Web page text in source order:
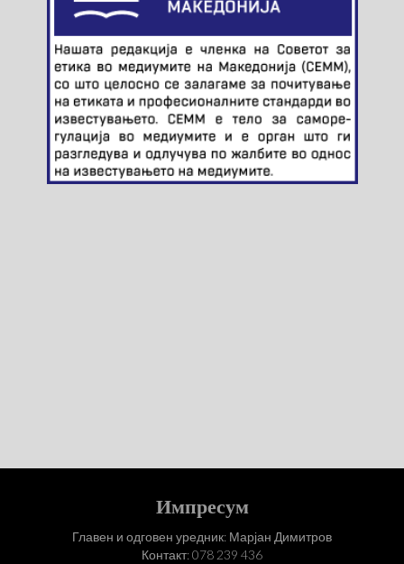
Импресум
Главен и одговен уредник: Марјан Димитров
Контакт: 078 239 436